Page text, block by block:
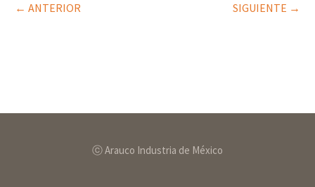
← ANTERIOR SIGUIENTE →
ⓒ Arauco Industria de México